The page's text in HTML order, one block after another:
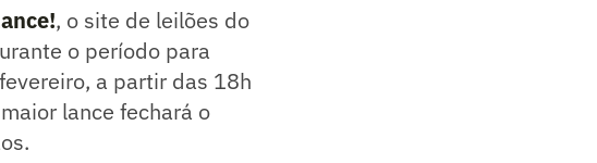
, o site de leilões do
o período para
a partir das 18h
lance fechará o